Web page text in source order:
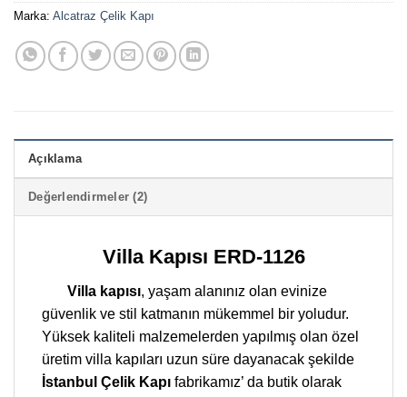
Marka: Alcatraz Çelik Kapı
Açıklama
Değerlendirmeler (2)
Villa Kapısı ERD-1126
Villa kapısı, yaşam alanınız olan evinize
güvenlik ve stil katmanın mükemmel bir yoludur.
Yüksek kaliteli malzemelerden yapılmış olan özel
üretim villa kapıları uzun süre dayanacak şekilde
İstanbul Çelik Kapı fabrikamız’ da butik olarak